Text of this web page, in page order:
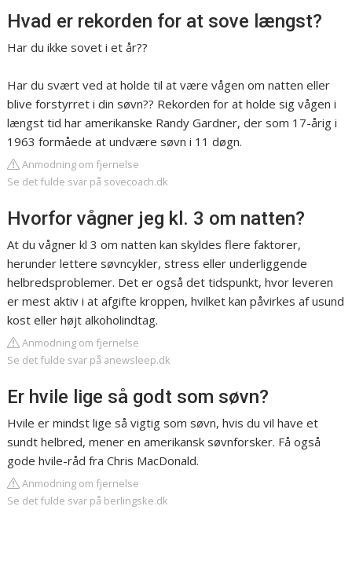
Hvad er rekorden for at sove længst?
Har du ikke sovet i et år??
Har du svært ved at holde til at være vågen om natten eller
blive forstyrret i din søvn?? Rekorden for at holde sig vågen i
længst tid har amerikanske Randy Gardner, der som 17-årig i
1963 formåede at undvære søvn i 11 døgn.
Anmodning om fjernelse
Se det fulde svar på sovecoach.dk
Hvorfor vågner jeg kl. 3 om natten?
At du vågner kl 3 om natten kan skyldes flere faktorer,
herunder lettere søvncykler, stress eller underliggende
helbredsproblemer. Det er også det tidspunkt, hvor leveren
er mest aktiv i at afgifte kroppen, hvilket kan påvirkes af usund
kost eller højt alkoholindtag.
Anmodning om fjernelse
Se det fulde svar på anewsleep.dk
Er hvile lige så godt som søvn?
Hvile er mindst lige så vigtig som søvn, hvis du vil have et
sundt helbred, mener en amerikansk søvnforsker. Få også
gode hvile-råd fra Chris MacDonald.
Anmodning om fjernelse
Se det fulde svar på berlingske.dk